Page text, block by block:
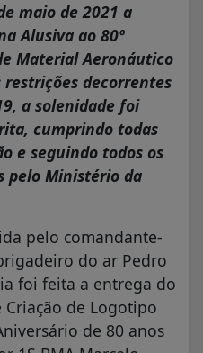
maio de 2021 a
Alusiva ao 80º
Material Aeronáutico
restrições decorrentes
a solenidade foi
cumprindo todas
e seguindo todos os
pelo Ministério da
pelo comandante-
do ar Pedro
foi feita a entrega do
de Logotipo
de 80 anos